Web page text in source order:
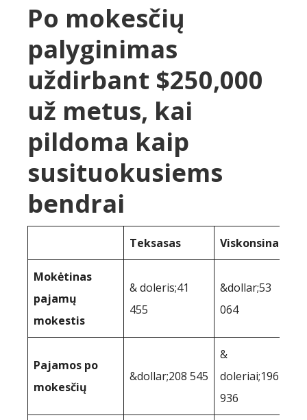
Po mokesčių
palyginimas
uždirbant $250,000
už metus, kai
pildoma kaip
susituokusiems
bendrai
Teksasas Viskonsinas
Mokėtinas
pajamų
mokestis
& doleris;41
455
&dollar;53
064
Pajamos po
mokesčių
&dollar;208 545
&
doleriai;196
936